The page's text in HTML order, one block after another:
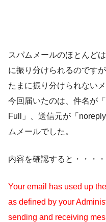
スパムメールのほとんど
に振り分けられるのですが
たまに振り分けられない
今回届いたのは、件名が
Full」、送信元が「
ムメールでした。
内容を確認すると・・・・
Your email has used up
as defined by your
sending and receiving